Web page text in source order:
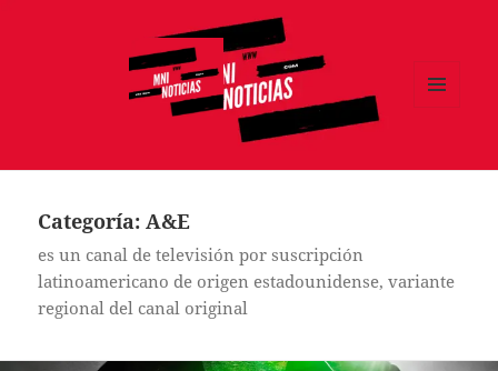
Categoría:A&E
es un canal de televisión por suscripción
latinoamericano de origen estadounidense, variante
regional del canal original